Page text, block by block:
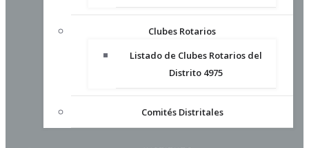
Clubes Rotarios
Listado de Clubes Rotarios del
Distrito 4975
Comités Distritales